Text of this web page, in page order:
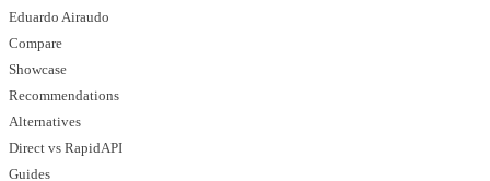
Eduardo Airaudo
Compare
Showcase
Recommendations
Alternatives
Direct vs RapidAPI
Guides